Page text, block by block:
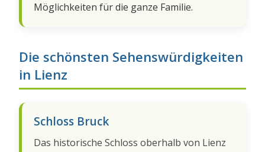
Möglichkeiten für die ganze Familie.
Die schönsten Sehenswürdigkeiten
in Lienz
Schloss Bruck
Das historische Schloss oberhalb von Lienz